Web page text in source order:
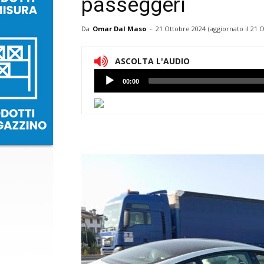
passeggeri
Da Omar Dal Maso - 21 Ottobre 2024 (aggiornato il 21
ASCOLTA L'AUDIO
Lettore
Audio
00:00